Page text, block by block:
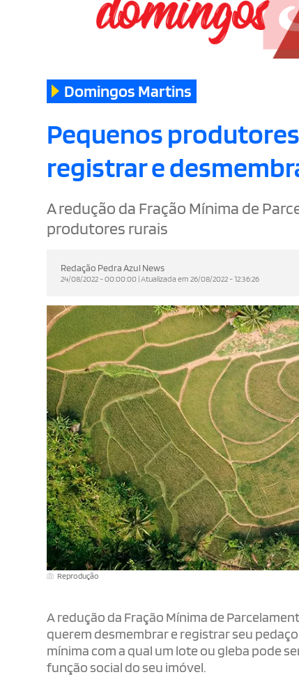
Domingos Martins
Pequenos
registrar e
A redução da Fração Mínima de
produtores rurais
Redação Pedra Azul News
24/08/2022 - 00:00:00 | Atualizada em 26/08/2022 - 12:36:26
Reprodução
A redução da Fração Mínima de
querem desmembrar e registrar seu
mínima com a qual um lote ou gleba pode
função social do seu imóvel.